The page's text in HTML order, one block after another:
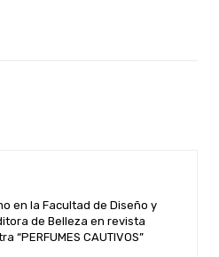
en la Facultad de Diseño y
de Belleza en revista
CAUTIVOS”